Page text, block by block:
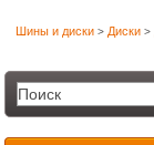
Шины и диски > Диски >